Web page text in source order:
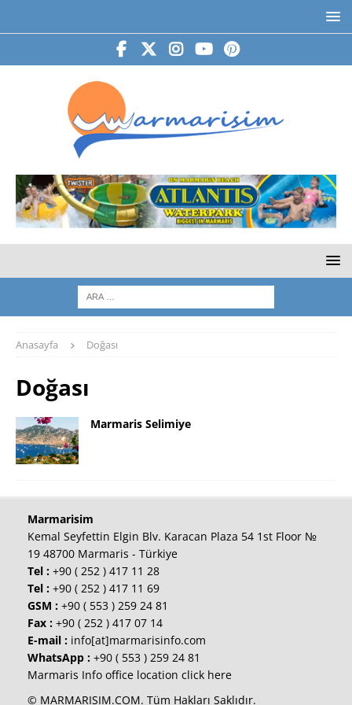
Anasayfa Doğası
Doğası
Marmaris Selimiye
Marmarisim
Kemal Seyfettin Elgin Blv. Karacan Plaza 54 1st Floor №
19 48700 Marmaris - Türkiye
Tel : +90 ( 252 ) 417 11 28
Tel : +90 ( 252 ) 417 11 69
GSM : +90 ( 553 ) 259 24 81
Fax : +90 ( 252 ) 417 07 14
E-mail : info[at]marmarisinfo.com
WhatsApp : +90 ( 553 ) 259 24 81
Marmaris Info office location click here
© MARMARISIM.COM. Tüm Hakları Saklıdır.